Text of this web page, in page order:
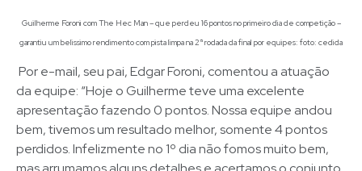
Guilherme Foroni com The Hec Man – que perdeu 16 pontos no primeiro dia de competição –
garantiu um belissimo rendimento com pista limpa na 2ª rodada da final por equipes: foto: cedida
Por e-mail, seu pai, Edgar Foroni, comentou a atuação
da equipe: “Hoje o Guilherme teve uma excelente
apresentação fazendo 0 pontos. Nossa equipe andou
bem, tivemos um resultado melhor, somente 4 pontos
perdidos. Infelizmente no 1º dia não fomos muito bem,